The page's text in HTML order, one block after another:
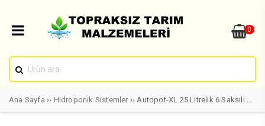
0
Ana Sayfa ›› Hidroponik Sistemler ›› Autopot-XL 25 Litrelik 6 Saksılı Sistem